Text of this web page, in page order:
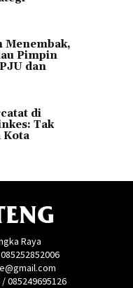
Menembak,
Pimpin
dan
di
Tak
Kota
Raya
085249695126